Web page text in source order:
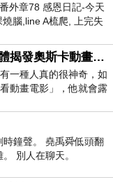
外章78 感恩日記-今天
腦,line A梳爬, 上完失
【電影圈八卦】：媒體揭發奧斯卡動畫項目投票醜聞！好萊塢為什麼看不起動畫電影？
一種人真的很神奇，如
動畫電影」，他就會露
你是不是陪小
鐘聲。 堯禹舜低頭翻
別人在聊天。